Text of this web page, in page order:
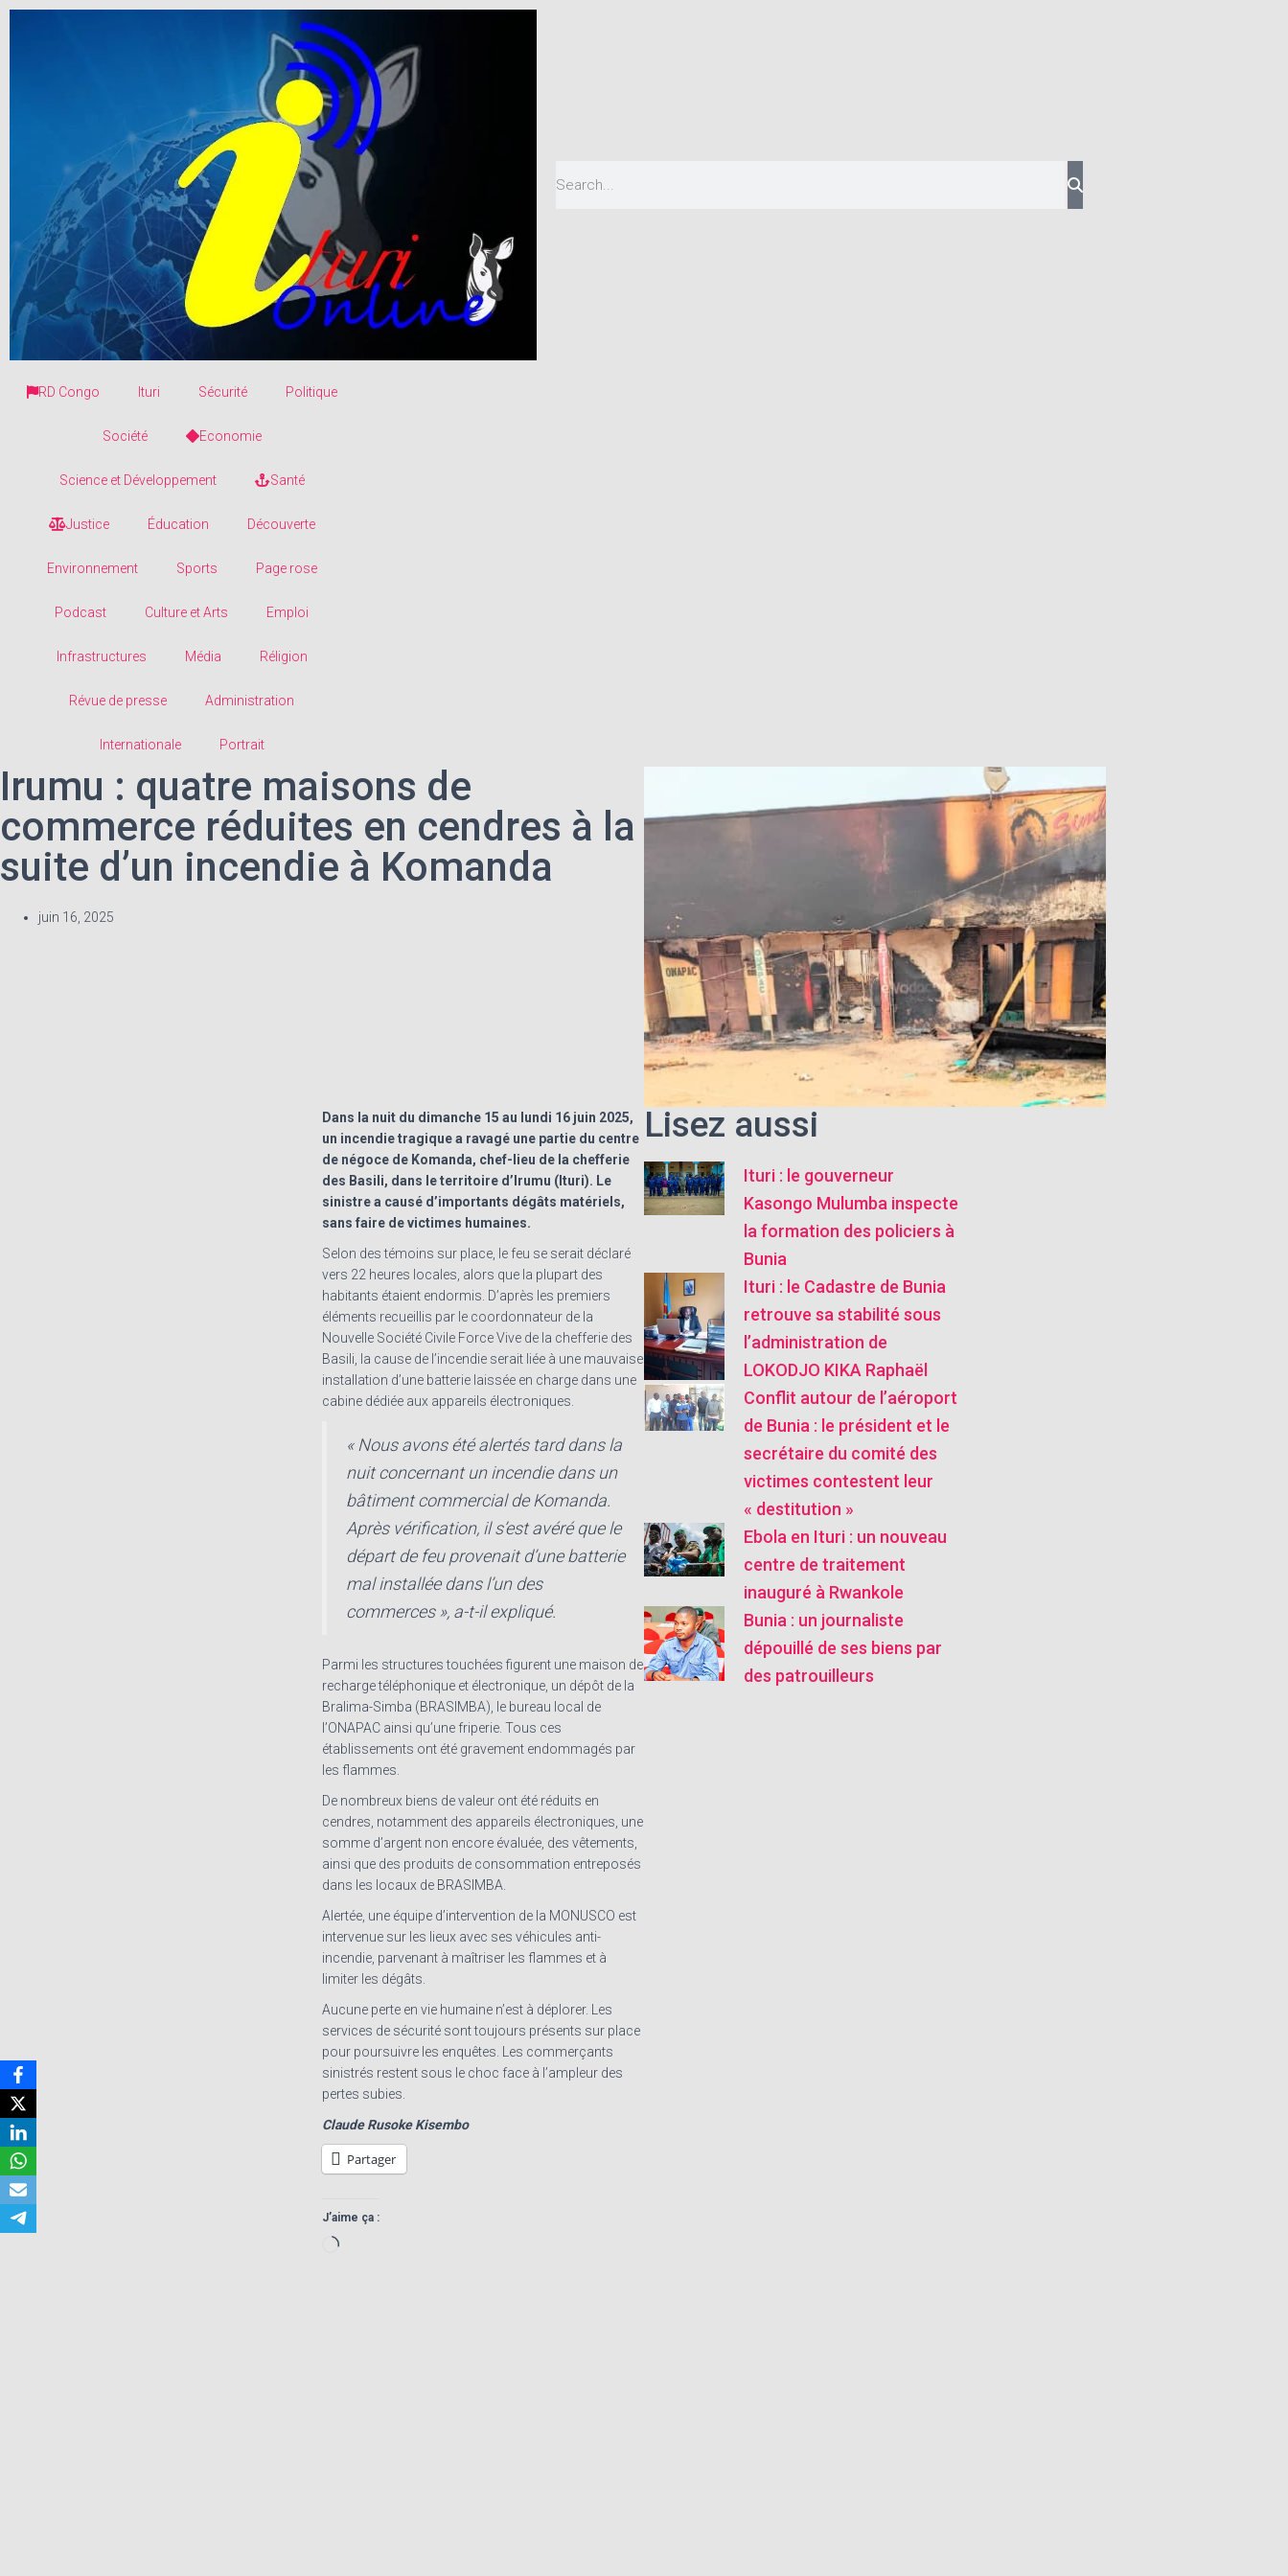
RD Congo Ituri Sécurité Politique
Société Economie
Science et Développement Santé
Justice Éducation Découverte
Environnement Sports Page rose
Podcast Culture et Arts Emploi
Infrastructures Média Réligion
Révue de presse Administration
Internationale Portrait
Irumu : quatre maisons de
commerce réduites en cendres à la
suite d’un incendie à Komanda
juin 16, 2025
Dans la nuit du dimanche 15 au lundi 16 juin 2025,
un incendie tragique a ravagé une partie du centre
de négoce de Komanda, chef-lieu de la chefferie
des Basili, dans le territoire d’Irumu (Ituri). Le
sinistre a causé d’importants dégâts matériels,
sans faire de victimes humaines.
Selon des témoins sur place, le feu se serait déclaré
vers 22 heures locales, alors que la plupart des
habitants étaient endormis. D’après les premiers
éléments recueillis par le coordonnateur de la
Nouvelle Société Civile Force Vive de la chefferie des
Basili, la cause de l’incendie serait liée à une mauvaise
installation d’une batterie laissée en charge dans une
cabine dédiée aux appareils électroniques.
« Nous avons été alertés tard dans la
nuit concernant un incendie dans un
bâtiment commercial de Komanda.
Après vérification, il s’est avéré que le
départ de feu provenait d’une batterie
mal installée dans l’un des
commerces », a-t-il expliqué.
Parmi les structures touchées figurent une maison de
recharge téléphonique et électronique, un dépôt de la
Bralima-Simba (BRASIMBA), le bureau local de
l’ONAPAC ainsi qu’une friperie. Tous ces
établissements ont été gravement endommagés par
les flammes.
De nombreux biens de valeur ont été réduits en
cendres, notamment des appareils électroniques, une
somme d’argent non encore évaluée, des vêtements,
ainsi que des produits de consommation entreposés
dans les locaux de BRASIMBA.
Alertée, une équipe d’intervention de la MONUSCO est
intervenue sur les lieux avec ses véhicules anti-
incendie, parvenant à maîtriser les flammes et à
limiter les dégâts.
Aucune perte en vie humaine n’est à déplorer. Les
services de sécurité sont toujours présents sur place
pour poursuivre les enquêtes. Les commerçants
sinistrés restent sous le choc face à l’ampleur des
pertes subies.
Claude Rusoke Kisembo
Partager
J’aime ça :
Lisez aussi
Ituri : le gouverneur
Kasongo Mulumba inspecte
la formation des policiers à
Bunia
Ituri : le Cadastre de Bunia
retrouve sa stabilité sous
l’administration de
LOKODJO KIKA Raphaël
Conflit autour de l’aéroport
de Bunia : le président et le
secrétaire du comité des
victimes contestent leur
« destitution »
Ebola en Ituri : un nouveau
centre de traitement
inauguré à Rwankole
Bunia : un journaliste
dépouillé de ses biens par
des patrouilleurs